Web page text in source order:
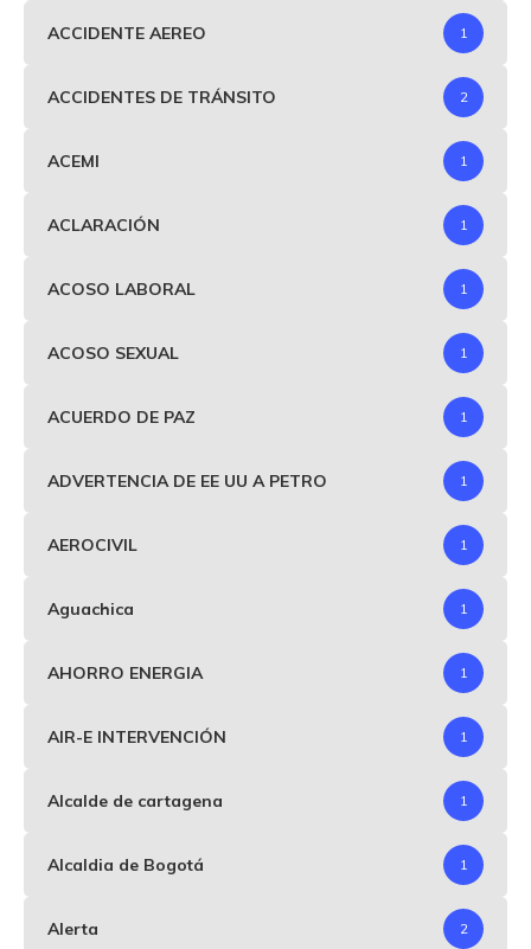
ACCIDENTE AEREO 1
ACCIDENTES DE TRÁNSITO 2
ACEMI 1
ACLARACIÓN 1
ACOSO LABORAL 1
ACOSO SEXUAL 1
ACUERDO DE PAZ 1
ADVERTENCIA DE EE UU A PETRO 1
AEROCIVIL 1
Aguachica 1
AHORRO ENERGIA 1
AIR-E INTERVENCIÓN 1
Alcalde de cartagena 1
Alcaldia de Bogotá 1
Alerta 2